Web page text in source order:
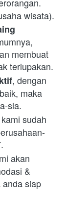
wisata).
membuat
terlupakan.
, dengan
maka
sia.
sudah
akan
&
siap